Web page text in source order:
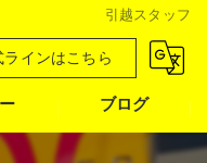
引越スタッフ
インはこちら
ブログ